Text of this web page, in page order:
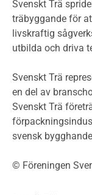
Termer och
Planering
Projektering
Byggsystem
Byggnation
Svenskt Trä
träbyggande för
livskraftig
utbilda och driva
Svenskt Trä
en del av
Svenskt Trä
svensk
© Föreningen